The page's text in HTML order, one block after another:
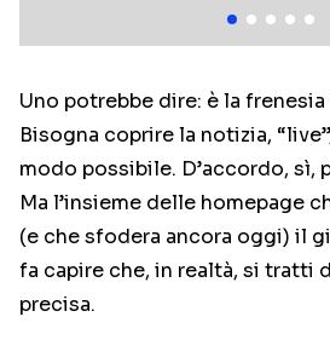
Uno potrebbe dire: è la
Bisogna coprire la notizia,
modo possibile. D’accordo, sì,
Ma l’insieme delle homepage
(e che sfodera ancora oggi) il
fa capire che, in realtà, si tratti
precisa.